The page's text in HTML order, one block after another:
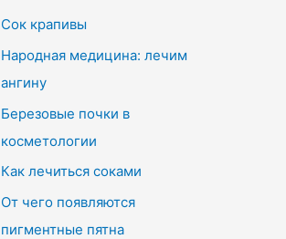
Сок крапивы
Народная медицина: лечим
ангину
Березовые почки в
косметологии
Как лечиться соками
От чего появляются
пигментные пятна